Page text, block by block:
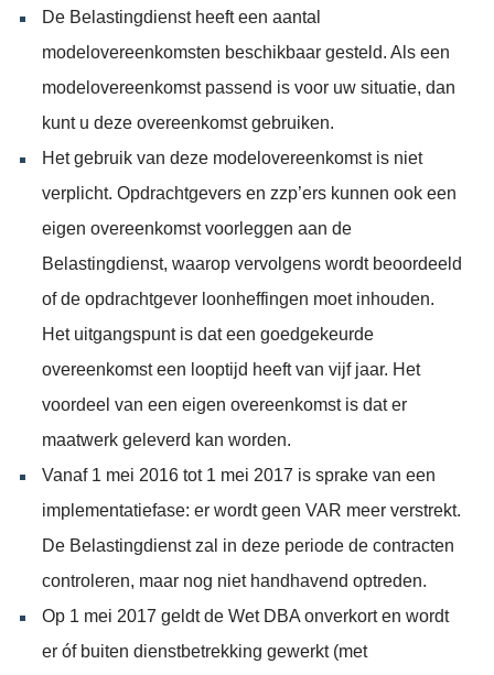
De Belastingdienst heeft een aantal
modelovereenkomsten beschikbaar gesteld. Als een
modelovereenkomst passend is voor uw situatie, dan
kunt u deze overeenkomst gebruiken.
Het gebruik van deze modelovereenkomst is niet
verplicht. Opdrachtgevers en zzp’ers kunnen ook een
eigen overeenkomst voorleggen aan de
Belastingdienst, waarop vervolgens wordt beoordeeld
of de opdrachtgever loonheffingen moet inhouden.
Het uitgangspunt is dat een goedgekeurde
overeenkomst een looptijd heeft van vijf jaar. Het
voordeel van een eigen overeenkomst is dat er
maatwerk geleverd kan worden.
Vanaf 1 mei 2016 tot 1 mei 2017 is sprake van een
implementatiefase: er wordt geen VAR meer verstrekt.
De Belastingdienst zal in deze periode de contracten
controleren, maar nog niet handhavend optreden.
Op 1 mei 2017 geldt de Wet DBA onverkort en wordt
er óf buiten dienstbetrekking gewerkt (met